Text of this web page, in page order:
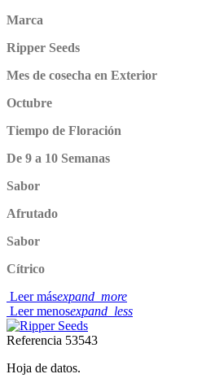
Marca
Ripper Seeds
Mes de cosecha en Exterior
Octubre
Tiempo de Floración
De 9 a 10 Semanas
Sabor
Afrutado
Sabor
Cítrico
Leer másexpand_more
Leer menosexpand_less
Referencia 53543
Hoja de datos.